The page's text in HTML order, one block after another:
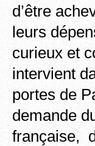
d’être
leurs
curieux et
intervient
portes de
demande
française,